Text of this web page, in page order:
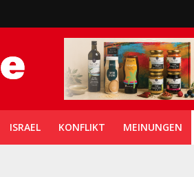
ISRAEL KONFLIKT MEINUNGEN